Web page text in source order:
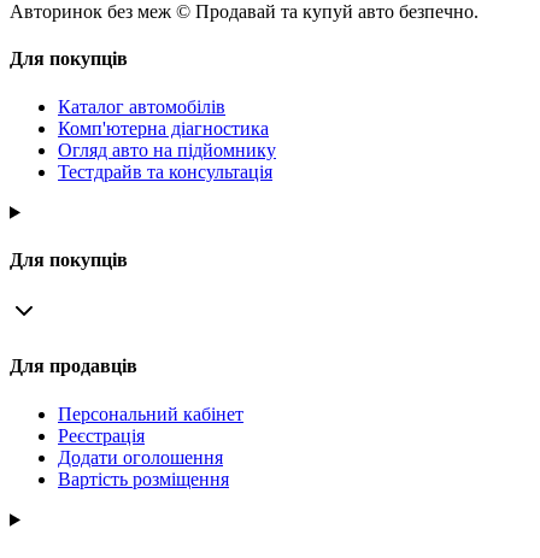
Авторинок без меж © Продавай та купуй авто безпечно.
Для покупців
Каталог автомобілів
Комп'ютерна діагностика
Огляд авто на підйомнику
Тестдрайв та консультація
Для покупців
Для продавців
Персональний кабінет
Реєстрація
Додати оголошення
Вартість розміщення